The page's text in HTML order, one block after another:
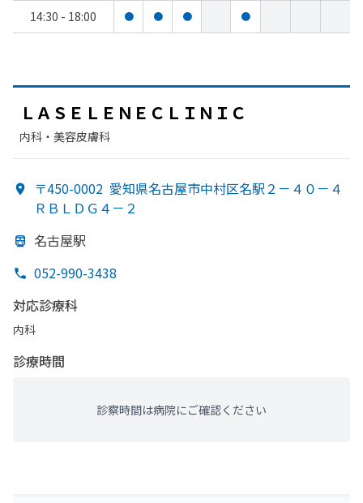
14:30 - 18:00 ● ● ● ●
ＬＡＳＥＬＥＮＥＣＬＩＮＩＣ
内科・​美容皮膚科
〒450-0002 愛知県名古屋市中村区名駅２－４０－４
ＲＢＬＤＧ４－２
名古屋駅
052-990-3438
対応診療科
内科
診療時間
診察時間は病院にご確認ください